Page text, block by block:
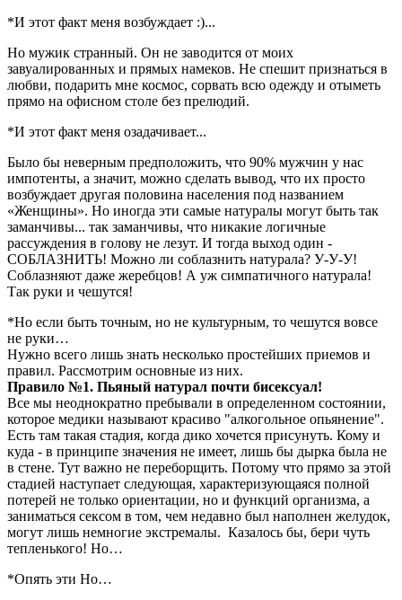
*И этот факт меня возбуждает :)...
Но мужик странный. Он не заводится от моих
завуалированных и прямых намеков. Не спешит признаться в
любви, подарить мне космос, сорвать всю одежду и отыметь
прямо на офисном столе без прелюдий.
*И этот факт меня озадачивает...
Было бы неверным предположить, что 90% мужчин у нас
импотенты, а значит, можно сделать вывод, что их просто
возбуждает другая половина населения под названием
«Женщины». Но иногда эти самые натуралы могут быть так
заманчивы... так заманчивы, что никакие логичные
рассуждения в голову не лезут. И тогда выход один -
СОБЛАЗНИТЬ! Можно ли соблазнить натурала? У-У-У!
Соблазняют даже жеребцов! А уж симпатичного натурала!
Так руки и чешутся!
*Но если быть точным, но не культурным, то чешутся вовсе
не руки…
Нужно всего лишь знать несколько простейших приемов и
правил. Рассмотрим основные из них.
Правило №1. Пьяный натурал почти бисексуал!
Все мы неоднократно пребывали в определенном состоянии,
которое медики называют красиво "алкогольное опьянение".
Есть там такая стадия, когда дико хочется присунуть. Кому и
куда - в принципе значения не имеет, лишь бы дырка была не
в стене. Тут важно не переборщить. Потому что прямо за этой
стадией наступает следующая, характеризующаяся полной
потерей не только ориентации, но и функций организма, а
заниматься сексом в том, чем недавно был наполнен желудок,
могут лишь немногие экстремалы. Казалось бы, бери чуть
тепленького! Но…
*Опять эти Но…